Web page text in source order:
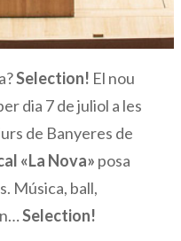
Selection! El nou
dia 7 de juliol a les
de Banyeres de
«La Nova» posa
Música, ball,
Selection!